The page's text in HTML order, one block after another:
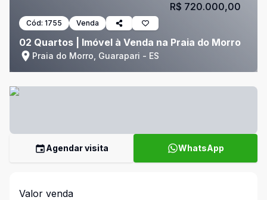
Cód: 1755 Venda
02 Quartos | Imóvel à Venda na Praia do Morro
Praia do Morro, Guarapari - ES
R$ 720.000,00
Agendar visita WhatsApp
Valor venda